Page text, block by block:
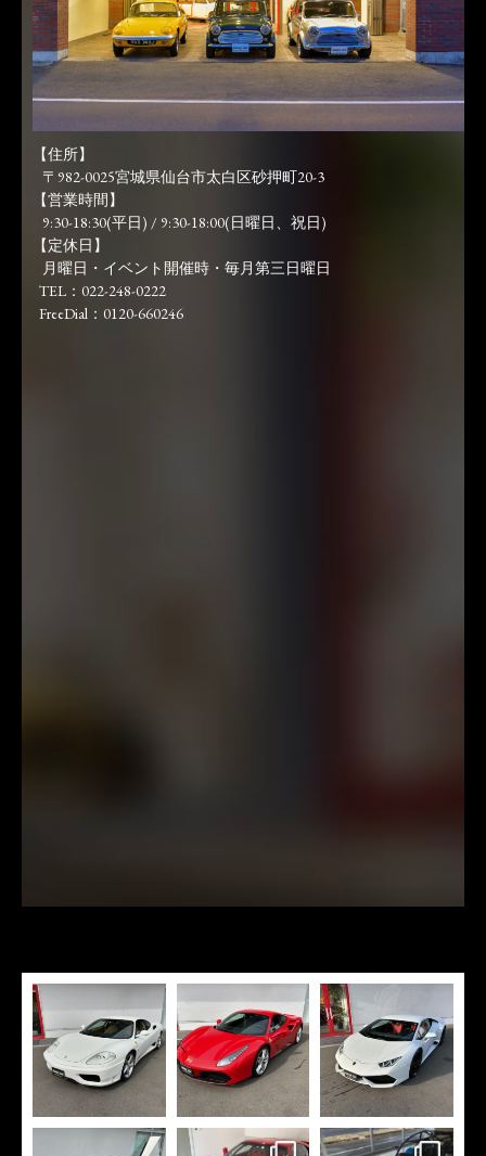
【住所】
〒982-0025宮城県仙台市太白区砂押町20-3
【営業時間】
9:30-18:30(平日) / 9:30-18:00(日曜日、祝日)
【定休日】
月曜日・イベント開催時・毎月第三日曜日
TEL：022-248-0222
FreeDial：0120-660246